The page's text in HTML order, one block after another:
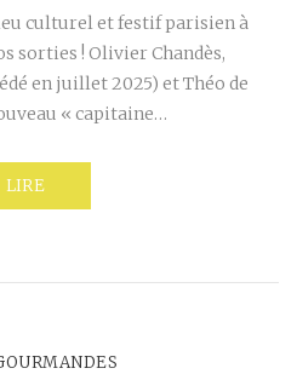
culturel et festif parisien à
sorties ! Olivier Chandès,
en juillet 2025) et Théo de
« capitaine…
LIRE